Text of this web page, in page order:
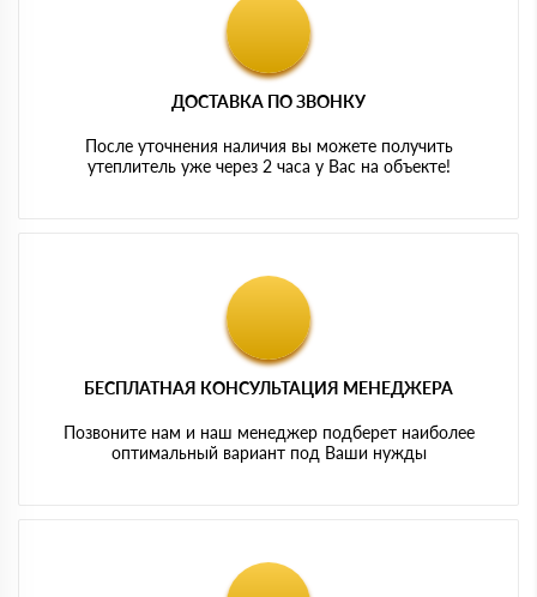
ДОСТАВКА ПО ЗВОНКУ
После уточнения наличия вы можете получить
утеплитель уже через 2 часа у Вас на объекте!
БЕСПЛАТНАЯ КОНСУЛЬТАЦИЯ МЕНЕДЖЕРА
Позвоните нам и наш менеджер подберет наиболее
оптимальный вариант под Ваши нужды